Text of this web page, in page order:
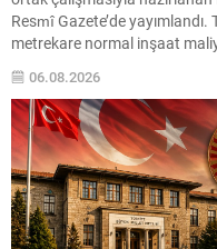
Resmî Gazete’de
metrekare normal inşaat
maliyetlerinin hem asgari hem
06.08.2026